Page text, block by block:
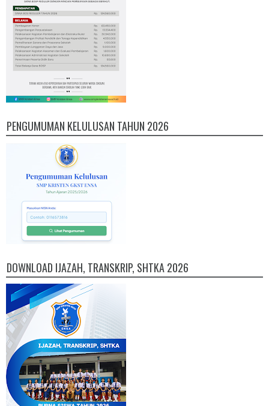
PENGUMUMAN KELULUSAN TAHUN 2026
DOWNLOAD IJAZAH, TRANSKRIP, SHTKA 2026